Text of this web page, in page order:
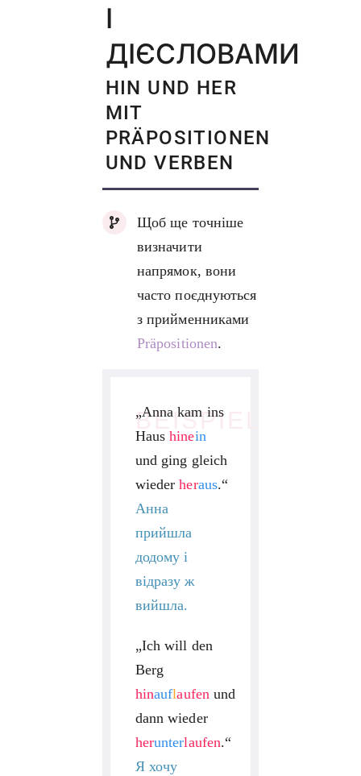
І
ДІЄСЛОВАМИ
HIN UND HER
MIT
PRÄPOSITIONEN
UND VERBEN
Щоб ще точніше
визначити
напрямок, вони
часто поєднуються
з прийменниками
Präpositionen.
BEISPIEL
„Anna kam ins
Haushinein
und ging gleich
wiederheraus.“
Анна
прийшла
додому і
відразу ж
вийшла.
„Ich will den
Berg
hinauflaufenund
dann wieder
herunterlaufen.“
Я хочу